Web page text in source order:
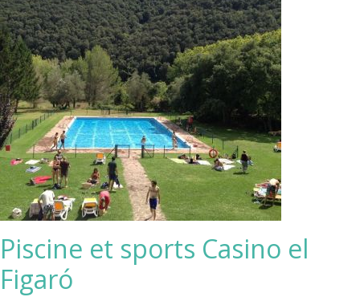
Piscine et sports Casino el
Figaró